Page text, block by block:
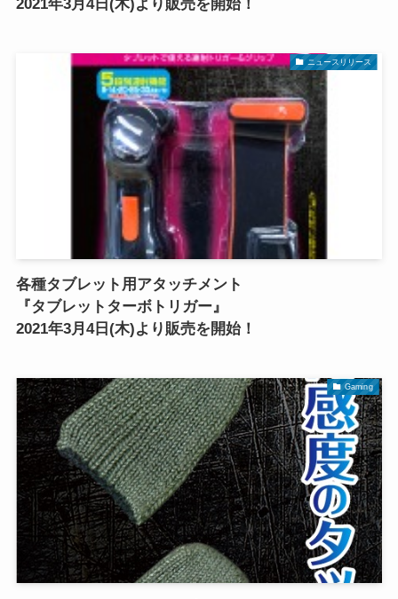
2021年3月4日(木)より販売を開始！
ニュースリリース
各種タブレット用アタッチメント
『タブレットターボトリガー』
2021年3月4日(木)より販売を開始！
Gaming